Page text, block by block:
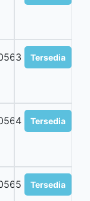
Tersedia
Tersedia
Tersedia